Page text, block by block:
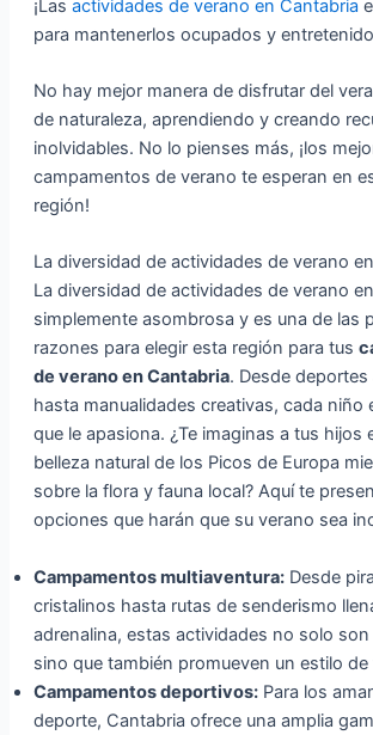
¡Las actividades de verano en Cantabria
para mantenerlos ocupados y
No hay mejor manera de disfrutar del
de naturaleza, aprendiendo y creando
inolvidables. No lo pienses más, ¡los
campamentos de verano te esperan en
región!
La diversidad de actividades de verano
La diversidad de actividades de verano
simplemente asombrosa y es una de las
razones para elegir esta región para tus
de verano en Cantabria. Desde deportes
hasta manualidades creativas, cada niño
que le apasiona. ¿Te imaginas a tus hijos
belleza natural de los Picos de Europa
sobre la flora y fauna local? Aquí te
opciones que harán que su verano sea
Campamentos multiaventura:Desde
cristalinos hasta rutas de senderismo
adrenalina, estas actividades no solo
sino que también promueven un estilo
Campamentos deportivos:Para los
deporte, Cantabria ofrece una amplia